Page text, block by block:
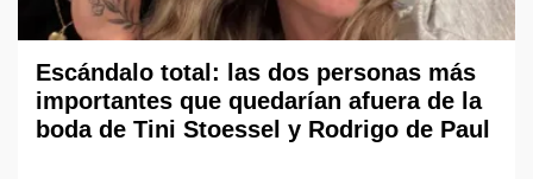
Escándalo total: las dos personas más
importantes que quedarían afuera de la
boda de Tini Stoessel y Rodrigo de Paul